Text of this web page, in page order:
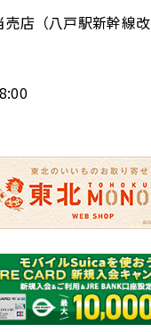
売店（八戸駅新幹線改